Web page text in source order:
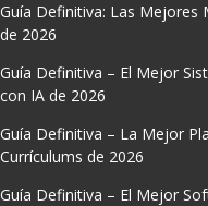
Guía Definitiva: Las Mejores
de 2026
Guía Definitiva – El Mejor
con IA de 2026
Guía Definitiva – La Mejor
Currículums de 2026
Guía Definitiva – El Mejor